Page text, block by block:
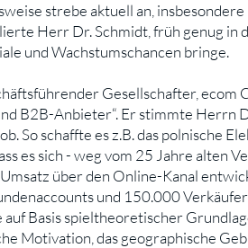
strebe aktuell an,
Herr Dr. Schmidt, früh genug in
und Wachstumschancen bringe.
Gesellschafter, ecom
B2B-Anbieter“. Er stimmte Herrn
So schaffte es z.B. das polnische
es sich - weg vom 25 Jahre alten
über den Online-Kanal
und 150.000
Basis spieltheoretischer
Motivation, das geographische